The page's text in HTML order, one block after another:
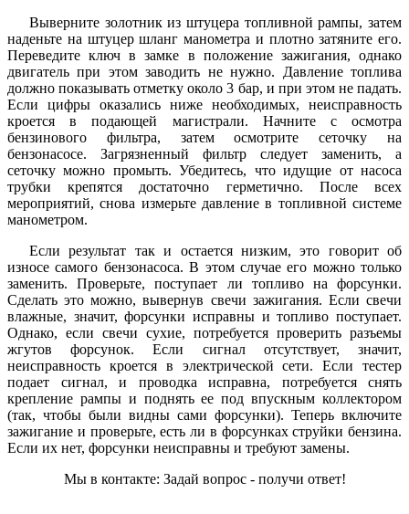
Выверните золотник из штуцера топливной рампы, затем
наденьте на штуцер шланг манометра и плотно затяните его.
Переведите ключ в замке в положение зажигания, однако
двигатель при этом заводить не нужно. Давление топлива
должно показывать отметку около 3 бар, и при этом не падать.
Если цифры оказались ниже необходимых, неисправность
кроется в подающей магистрали. Начните с осмотра
бензинового фильтра, затем осмотрите сеточку на
бензонасосе. Загрязненный фильтр следует заменить, а
сеточку можно промыть. Убедитесь, что идущие от насоса
трубки крепятся достаточно герметично. После всех
мероприятий, снова измерьте давление в топливной системе
манометром.
Если результат так и остается низким, это говорит об
износе самого бензонасоса. В этом случае его можно только
заменить. Проверьте, поступает ли топливо на форсунки.
Сделать это можно, вывернув свечи зажигания. Если свечи
влажные, значит, форсунки исправны и топливо поступает.
Однако, если свечи сухие, потребуется проверить разъемы
жгутов форсунок. Если сигнал отсутствует, значит,
неисправность кроется в электрической сети. Если тестер
подает сигнал, и проводка исправна, потребуется снять
крепление рампы и поднять ее под впускным коллектором
(так, чтобы были видны сами форсунки). Теперь включите
зажигание и проверьте, есть ли в форсунках струйки бензина.
Если их нет, форсунки неисправны и требуют замены.
Мы в контакте: Задай вопрос - получи ответ!